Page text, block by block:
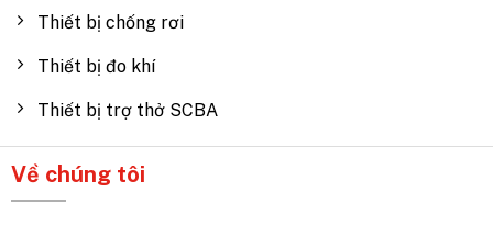
Thiết bị chống rơi
Thiết bị đo khí
Thiết bị trợ thở SCBA
Về chúng tôi